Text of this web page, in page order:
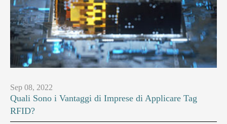
Sep 08, 2022
Quali Sono i Vantaggi di Imprese di Applicare Tag
RFID?